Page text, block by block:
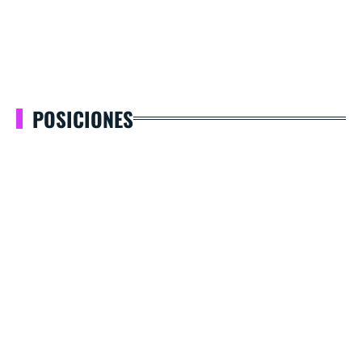
POSICIONES